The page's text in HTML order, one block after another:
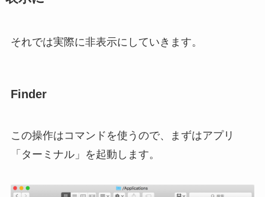
それでは実際に非表示にしていきます。
Finder
この操作はコマンドを使うので、まずはアプリ
「ターミナル」を起動します。